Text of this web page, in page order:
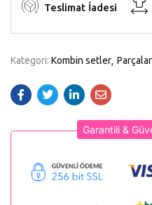
Teslimat İadesi
Kategori: Kombin setler Parçalar
Garantili &